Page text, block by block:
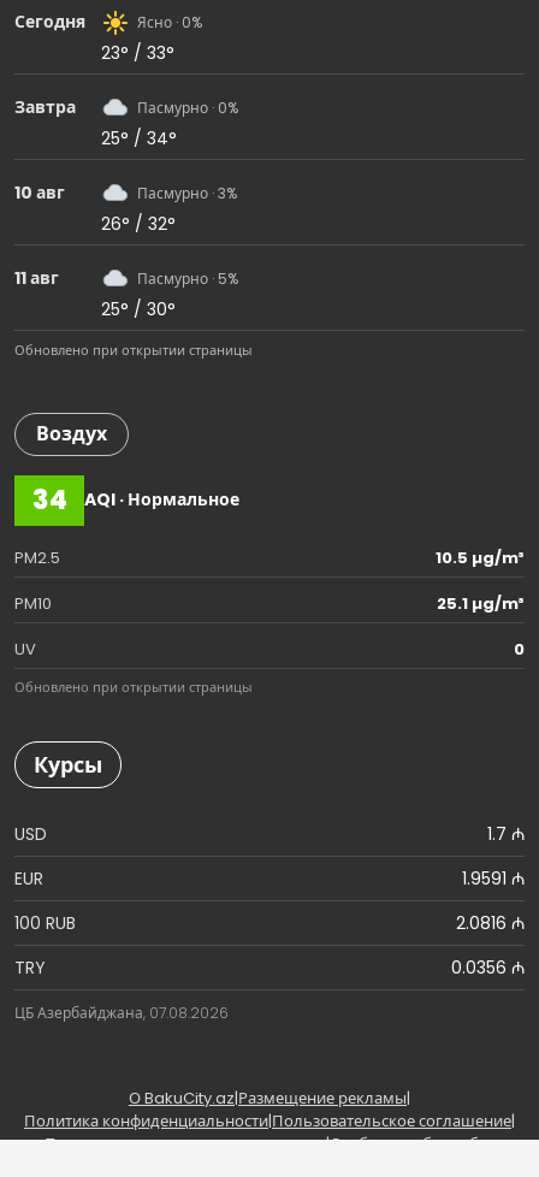
Сегодня Ясно · 0%
23° / 33°
Завтра Пасмурно · 0%
25° / 34°
10 авг Пасмурно · 3%
26° / 32°
11 авг Пасмурно · 5%
25° / 30°
Обновлено при открытии страницы
Воздух
34 AQI · Нормальное
PM2.5
10.5 µg/m³
PM10
25.1 µg/m³
UV
0
Обновлено при открытии страницы
Курсы
USD
1.7 ₼
EUR
1.9591 ₼
100 RUB
2.0816 ₼
TRY
0.0356 ₼
ЦБ Азербайджана, 07.08.2026
О BakuCity.az|Размещение рекламы|
Политика конфиденциальности|Пользовательское соглашение|
Правила использования материалов|Сообщить об ошибке